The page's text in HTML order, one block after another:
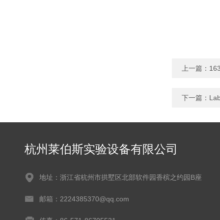
上一篇：
下一篇：
杭州莱伯斯实验设备有限公司
地址：浙江省杭州市拱墅区北部软件园香槟之约园B座
邮箱：2224385370@qq.com